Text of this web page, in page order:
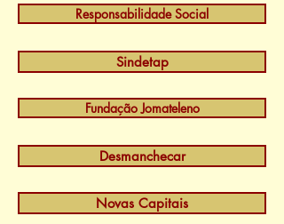
Responsabilidade Social
Sindetap
Fundação Jomateleno
Desmanchecar
Novas Capitais